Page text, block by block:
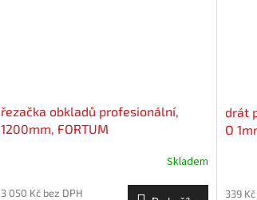
řezačka obkladů profesionální,
1200mm, FORTUM
Skladem
3 050 Kč bez DPH
drát
O
339